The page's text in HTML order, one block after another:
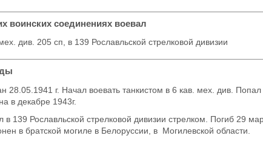
воинских соединениях воевал
див. 205 сп, в 139 Рославльской стрелковой дивизии
28.05.1941 г. Начал воевать танкистом в 6 кав. мех. див.
в декабре 1943г.
в 139 Рославльской стрелковой дивизии стрелком. Погиб 29
в братской могиле в Белоруссии, в Могилевской области.